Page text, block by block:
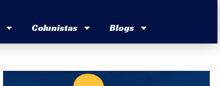
Colunistas Blogs